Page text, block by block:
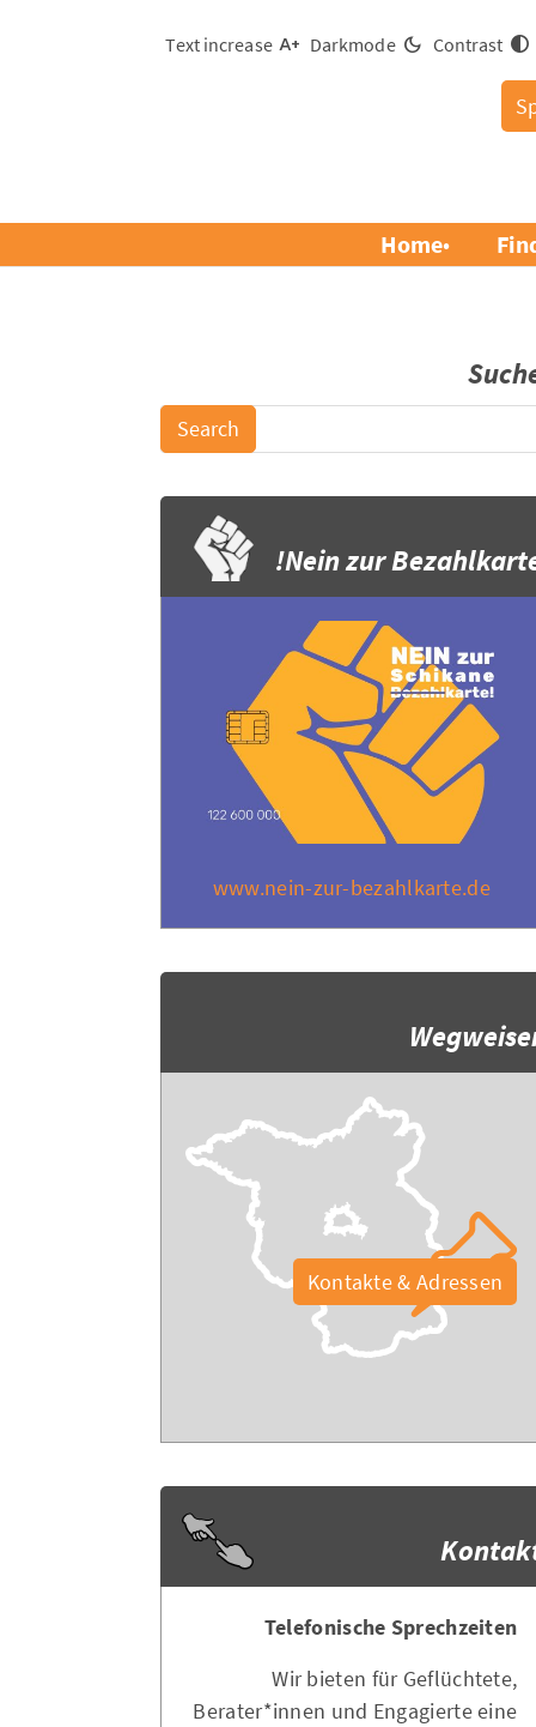
Contrast
Darkmode
Text increase
Home
Nein zur
www.nein-zur-bezahlkarte.de
Kontakte & Adressen
Telefonische Sprechzeiten
Wir bieten für Geflüchtete,
Berater*innen und Engagierte eine